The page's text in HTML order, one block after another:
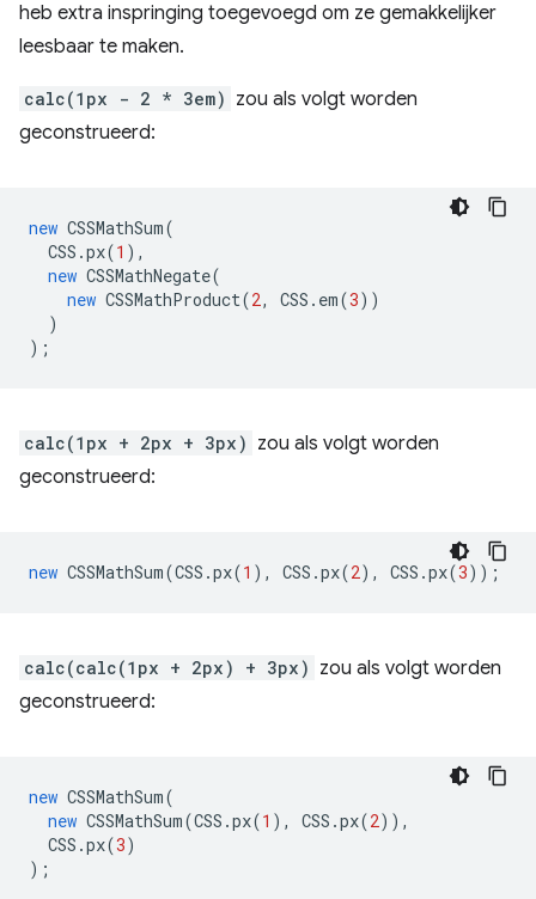
heb extra inspringing toegevoegd om ze gemakkelijker
leesbaar te maken.
calc(1px - 2 * 3em) zou als volgt worden
geconstrueerd:
new CSSMathSum(
CSS .px(1 ),
new CSSMathNegate(
new CSSMathProduct(2, CSS . em(3))
)
);
calc(1px + 2px + 3px) zou als volgt worden
geconstrueerd:
new CSSMathSum(CSS .px(1 ), CSS .px(2), CSS .px(3));
calc(calc(1px + 2px) + 3px) zou als volgt worden
geconstrueerd:
new CSSMathSum(
new CSSMathSum(CSS .px(1 ), CSS .px(2)),
CSS .px(3)
);